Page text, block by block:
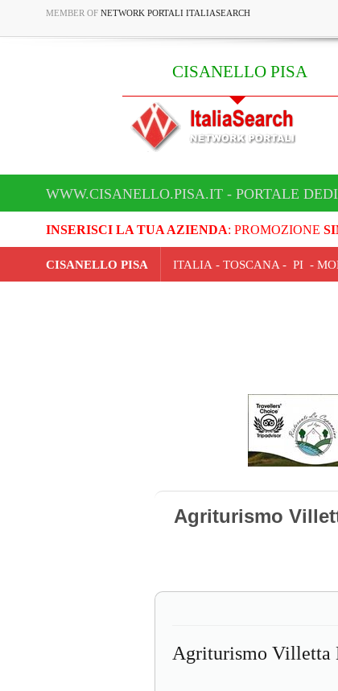
MEMBER OF NETWORK PORTALI ITALIASEARCH
CISANELLO PISA
WWW.CISANELLO.PISA.IT - PORTALE
INSERISCI LA TUA AZIENDA: PROMOZIONE
CISANELLO PISA ITALIA - TOSCANA - PI -
Agriturismo
Agriturismo